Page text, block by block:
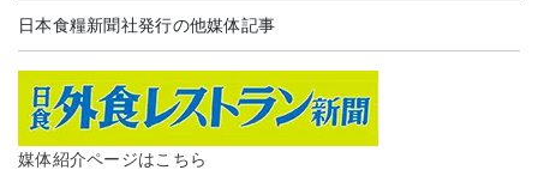
日本食糧新聞社発行の他媒体記事
媒体紹介ページはこちら